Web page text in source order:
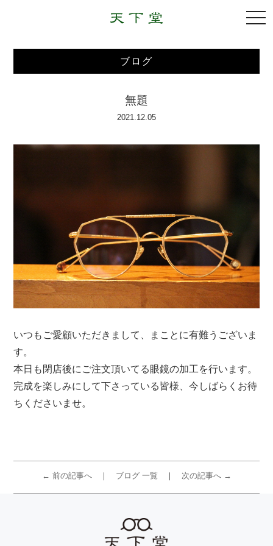
ブログ
無題
2021.12.05
いつもご愛顧いただきまして、まことに有難うございま
す。
本日も閉店後にご注文頂いてる眼鏡の加工を行います。
完成を楽しみにして下さっている皆様、今しばらくお待
ちくださいませ。
← 前の記事へ ブログ 一覧 次の記事へ →